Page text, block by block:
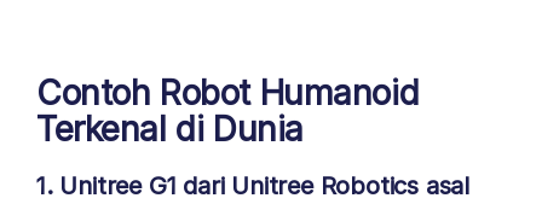
Contoh Robot Humanoid
Terkenal di Dunia
1. Unitree G1 dari Unitree Robotics asal